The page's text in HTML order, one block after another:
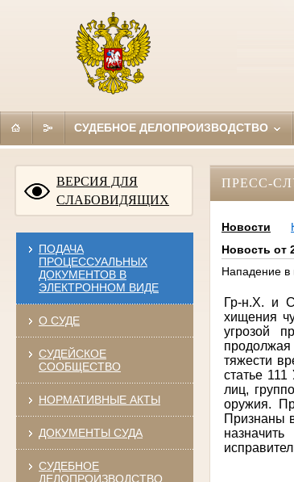
СУДЕБНОЕ ДЕЛОПРОИЗВОДСТВО
ВЕРСИЯ ДЛЯ
СЛАБОВИДЯЩИХ
ПОДАЧА
ПРОЦЕССУАЛЬНЫХ
ДОКУМЕНТОВ В
ЭЛЕКТРОННОМ ВИДЕ
О СУДЕ
СУДЕЙСКОЕ
СООБЩЕСТВО
НОРМАТИВНЫЕ АКТЫ
ДОКУМЕНТЫ СУДА
СУДЕБНОЕ
ДЕЛОПРОИЗВОДСТВО
ПРЕСС-
Новости
Новость от
Нападение в
Гр-н.Х. и
хищения
угрозой
тяжести
статье
лиц,
оружия.
Признаны